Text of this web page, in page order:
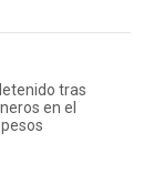
tras
en el